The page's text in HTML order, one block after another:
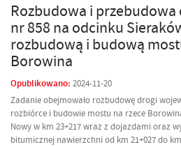
Rozbudowa i
nr 858 na odcinku
rozbudową i budową
Borowina
Opublikowano: 2024-11-20
Zadanie obejmowało rozbudowę drogi
rozbiórce i budowie mostu na rzece
Nowy w km 23+217 wraz z dojazdami oraz
bitumicznej nawierzchni od km 21+027 do